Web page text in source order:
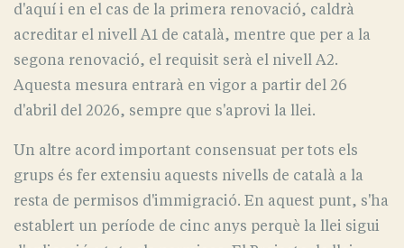
d'aquí i en el cas de la primera renovació, caldrà
acreditar el nivell A1 de català, mentre que per a la
segona renovació, el requisit serà el nivell A2.
Aquesta mesura entrarà en vigor a partir del 26
d'abril del 2026, sempre que s'aprovi la llei.
Un altre acord important consensuat per tots els
grups és fer extensiu aquests nivells de català a la
resta de permisos d'immigració. En aquest punt, s'ha
establert un període de cinc anys perquè la llei sigui